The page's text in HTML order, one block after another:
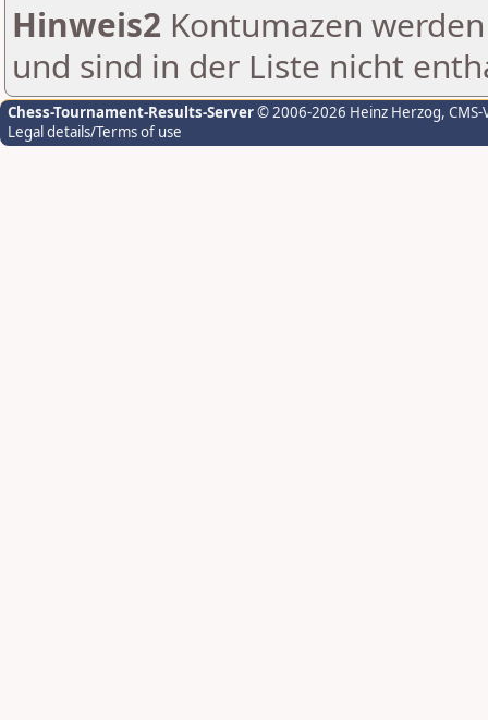
Hinweis2 Kontumazen
und sind in der Liste nicht
Chess-Tournament-Results-Server© 2006-2026 Heinz Herzog,
Legal details/Terms of use